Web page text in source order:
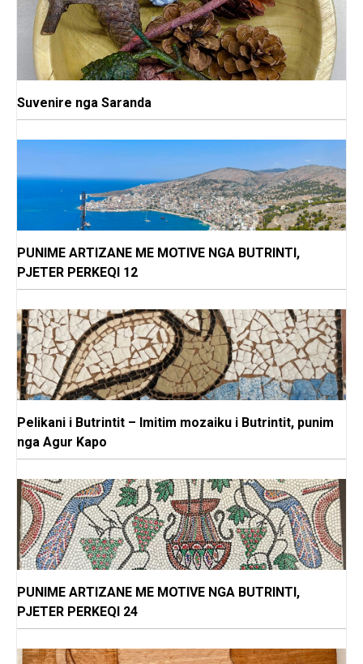
Suvenire nga Saranda
PUNIME ARTIZANE ME MOTIVE NGA BUTRINTI,
PJETER PERKEQI 12
Pelikani i Butrintit – Imitim mozaiku i Butrintit, punim
nga Agur Kapo
PUNIME ARTIZANE ME MOTIVE NGA BUTRINTI,
PJETER PERKEQI 24